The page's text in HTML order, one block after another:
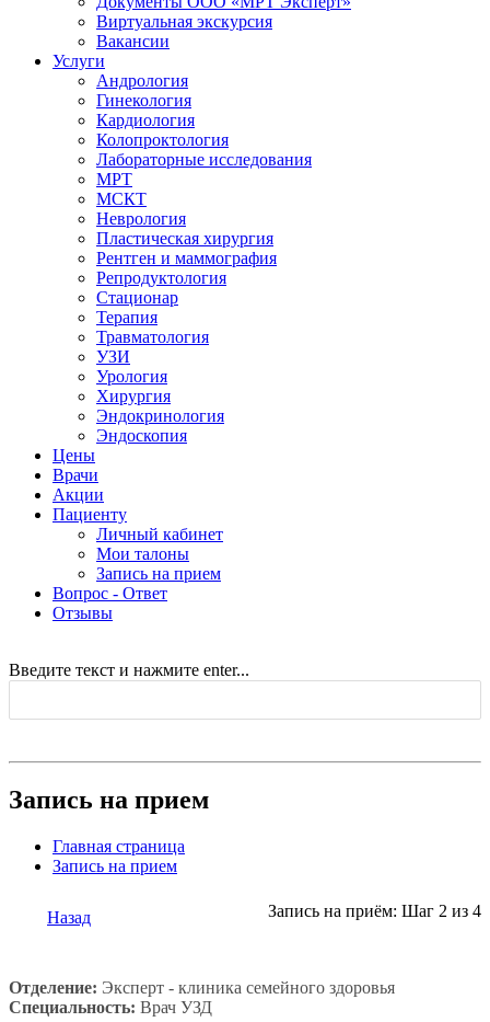
Виртуальная экскурсия
Вакансии
Услуги
Андрология
Гинекология
Кардиология
Колопроктология
Лабораторные исследования
МРТ
МСКТ
Неврология
Пластическая хирургия
Рентген и маммография
Репродуктология
Стационар
Терапия
Травматология
УЗИ
Урология
Хирургия
Эндокринология
Эндоскопия
Цены
Врачи
Акции
Пациенту
Личный кабинет
Мои талоны
Запись на прием
Вопрос - Ответ
Отзывы
Введите текст и нажмите enter...
Запись на прием
Главная страница
Запись на прием
Назад Запись на приём: Шаг 2 из 4
Отделение: Эксперт - клиника семейного здоровья
Специальность: Врач УЗД